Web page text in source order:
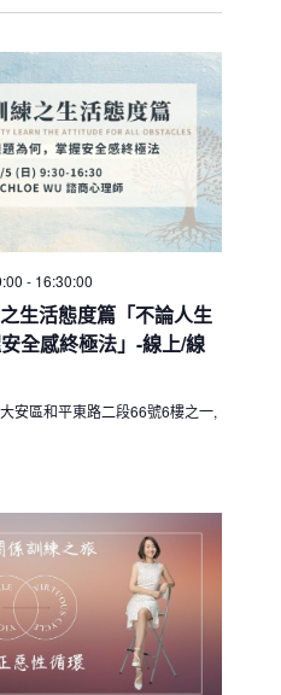
生活態度篇「不論人生
全感終極法」-線上/線
- 16:30:00
安區和平東路二段66號6樓之一,